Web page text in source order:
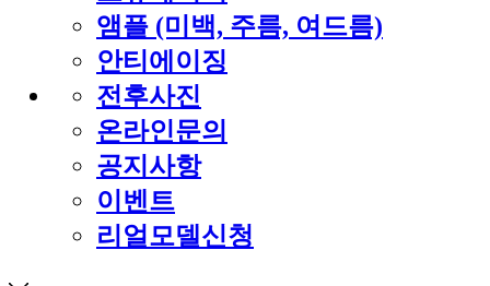
앰플 (미백, 주름, 여드름)
안티에이징
전후사진
온라인문의
공지사항
이벤트
리얼모델신청